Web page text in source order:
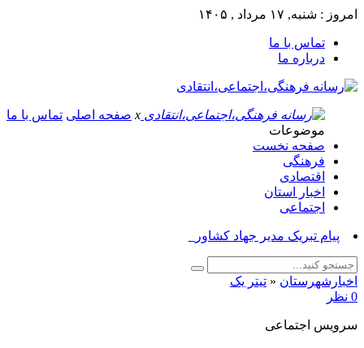
امروز : شنبه, ۱۷ مرداد , ۱۴۰۵
تماس با ما
درباره ما
x صفحه اصلی تماس با ما
موضوعات
صفحه نخست
فرهنگی
اقتصادی
اخبار استان
اجتماعی
پیام تبریک مدیر جهاد کشاورزی ازن_
اخبارشهرستان « تیتر یک
0 نظر
سرویس اجتماعی